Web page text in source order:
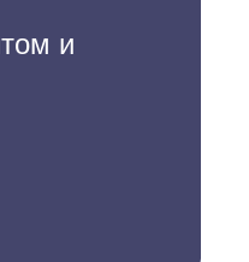
и